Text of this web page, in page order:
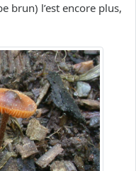
brun) l’est encore plus,